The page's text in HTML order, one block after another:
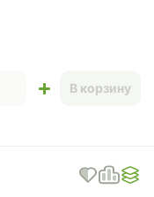
В корзину